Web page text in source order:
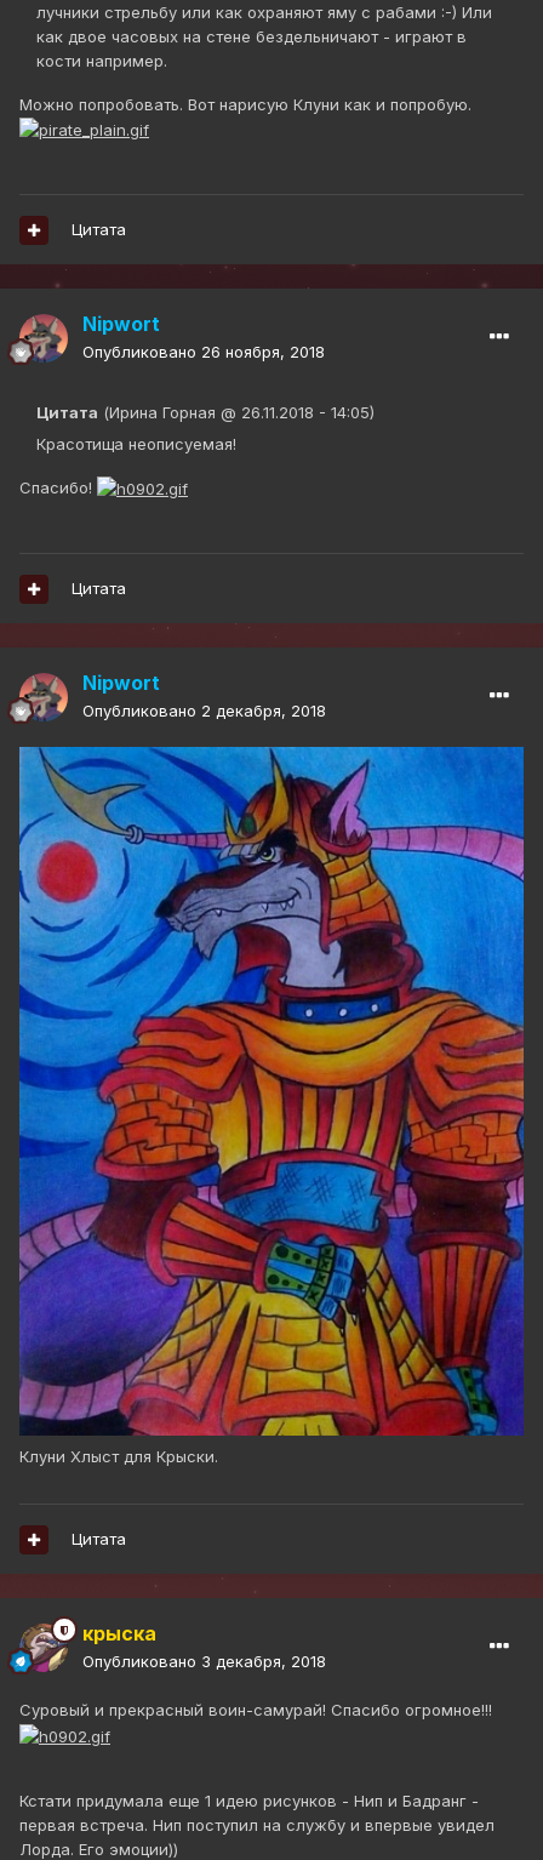
лучники стрельбу или как охраняют яму с рабами :-) Или
как двое часовых на стене бездельничают - играют в
кости например.
Можно попробовать. Вот нарисую Клуни как и попробую.
Цитата
Nipwort
Опубликовано 26 ноября, 2018
Цитата (Ирина Горная @ 26.11.2018 - 14:05)
Красотища неописуемая!
Спасибо!
Цитата
Nipwort
Опубликовано 2 декабря, 2018
Клуни Хлыст для Крыски.
Цитата
крыска
Опубликовано 3 декабря, 2018
Суровый и прекрасный воин-самурай! Спасибо огромное!!!
Кстати придумала еще 1 идею рисунков - Нип и Бадранг -
первая встреча. Нип поступил на службу и впервые увидел
Лорда. Его эмоции))